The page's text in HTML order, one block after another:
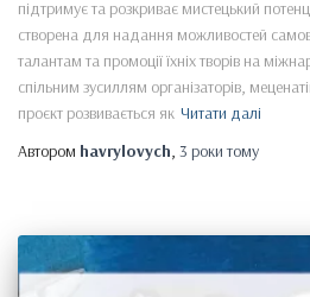
підтримує та розкриває мистецький
створена для надання можливостей
талантам та промоції їхніх творів на
спільним зусиллям організаторів,
проєкт розвивається як Читати далі
Автором havrylovych, 3 рокитому